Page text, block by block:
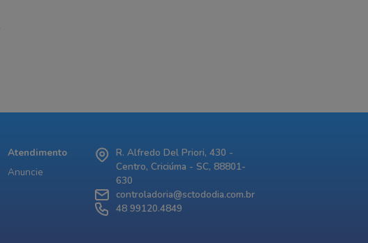
Atendimento
Anuncie
R. Alfredo Del Priori, 430 -
Centro, Criciúma - SC, 88801-
630
controladoria@sctododia.com.br
48 99120.4849